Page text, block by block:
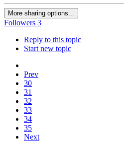
More sharing options...
Followers 3
Reply to this topic
Start new topic
Prev
30
31
32
33
34
35
Next